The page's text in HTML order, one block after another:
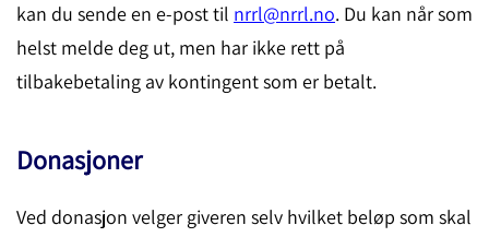
kan du sende en e-post til nrrl@nrrl.no. Du kan når som
helst melde deg ut, men har ikke rett på
tilbakebetaling av kontingent som er betalt.
Donasjoner
Ved donasjon velger giveren selv hvilket beløp som skal